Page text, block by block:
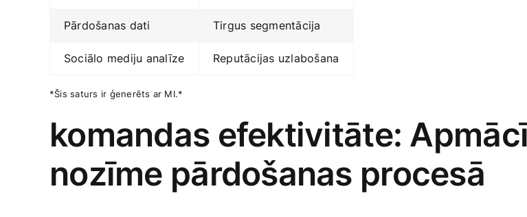
Pārdošanas dati Tirgus‌ segmentācija
Sociālo mediju analīze Reputācijas uzlabošana
*Šis saturs ir ģenerēts ar MI.*
komandas efektivitāte:
nozīme pārdošanas procesā